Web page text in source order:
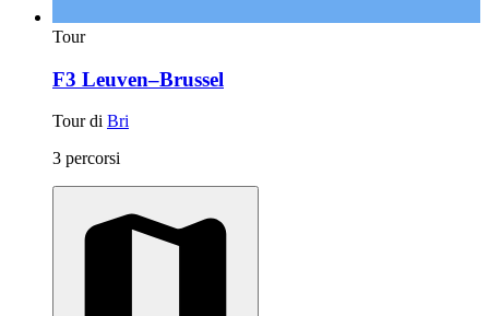
Tour
F3 Leuven–Brussel
Tour di Bri
3 percorsi